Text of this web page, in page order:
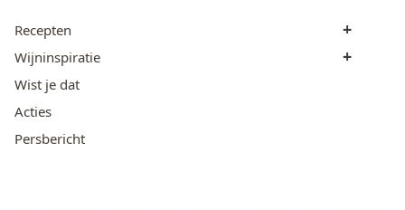
Recepten +
Wijninspiratie +
Wist je dat
Acties
Persbericht